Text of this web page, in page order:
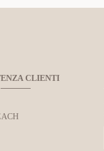
CLIENTI